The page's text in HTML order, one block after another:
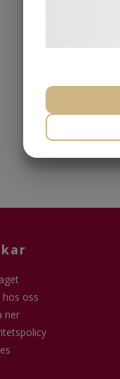
hos oss
ner